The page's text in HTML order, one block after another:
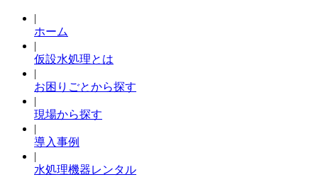
|
ホーム
|
仮設水処理とは
|
お困りごとから探す
|
現場から探す
|
導入事例
|
水処理機器レンタル